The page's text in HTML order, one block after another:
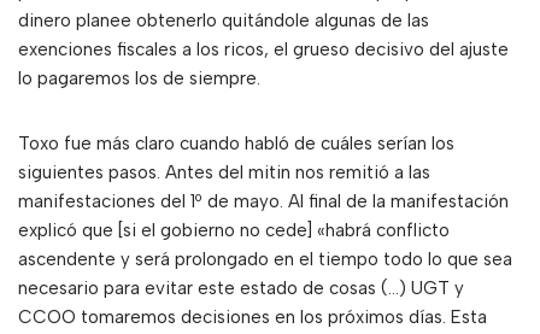
dinero planee obtenerlo quitándole algunas de las
exenciones fiscales a los ricos, el grueso decisivo del ajuste
lo pagaremos los de siempre.
Toxo fue más claro cuando habló de cuáles serían los
siguientes pasos. Antes del mitin nos remitió a las
manifestaciones del 1º de mayo. Al final de la manifestación
explicó que [si el gobierno no cede] «habrá conflicto
ascendente y será prolongado en el tiempo todo lo que sea
necesario para evitar este estado de cosas (…) UGT y
CCOO tomaremos decisiones en los próximos días. Esta